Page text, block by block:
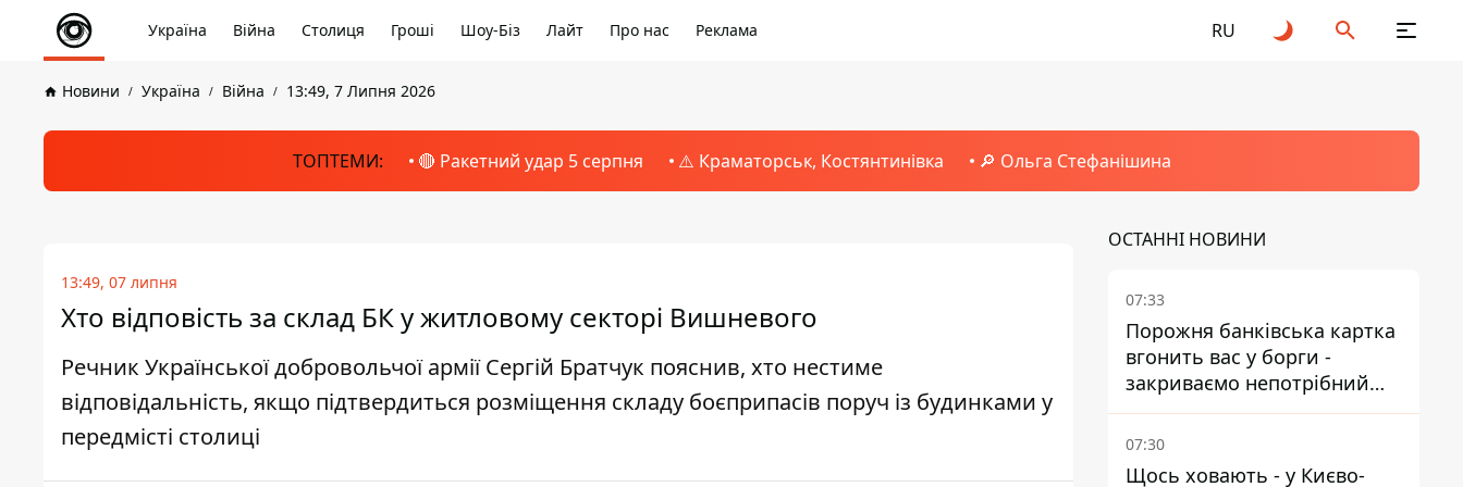
Україна Війна Столиця Гроші Шоу-Біз Лайт Про нас Реклама RU
Новини Україна Війна 13:49, 7 Липня 2026
ТОПТЕМИ: 🔴 Ракетний удар 5 серпня ⚠️ Краматорськ, Костянтинівка 🔎 Ольга Стефанішина
13:49, 07 липня
Хто відповість за склад БК у житловому секторі Вишневого
Речник Української добровольчої армії Сергій Братчук пояснив, хто нестиме
відповідальність, якщо підтвердиться розміщення складу боєприпасів поруч із будинками у
передмісті столиці
ОСТАННІ НОВИНИ
07:33
Порожня банківська картка
вгонить вас у борги -
закриваємо непотрібний
рахунок правильно
07:30
Щось ховають - у Києво-